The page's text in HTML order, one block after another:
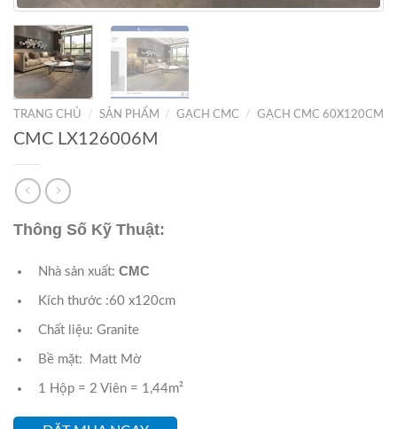
TRANG CHỦ / SẢN PHẨM / GẠCH CMC / GẠCH CMC 60X120CM
CMC LX126006M
Thông Số Kỹ Thuật:
Nhà sản xuất: CMC
Kích thước :60 x120cm
Chất liệu: Granite
Bề mặt: Matt Mờ
1 Hộp = 2 Viên = 1,44m²